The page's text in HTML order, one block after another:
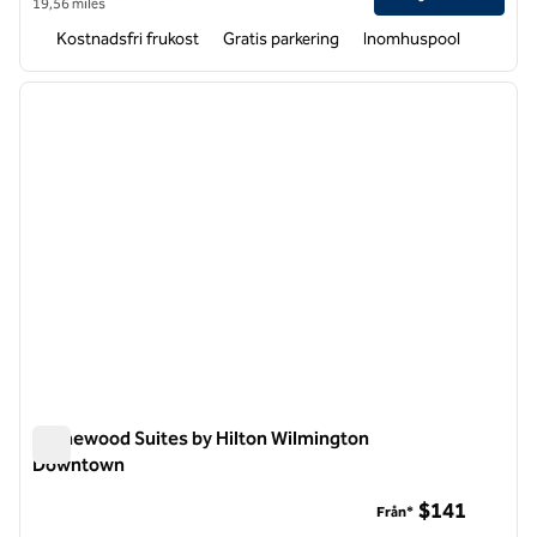
19,56 miles
Kostnadsfri frukost Gratis parkering Inomhuspool
1 av 12
nästa
Homewood Suites by Hilton Wilmington
Downtown
Från* $141